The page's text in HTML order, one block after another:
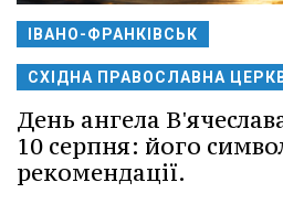
ІВАНО-ФРАНКІВСЬК
СХІДНА ПРАВОСЛАВНА
День ангела
10 серпня: його
рекомендації.